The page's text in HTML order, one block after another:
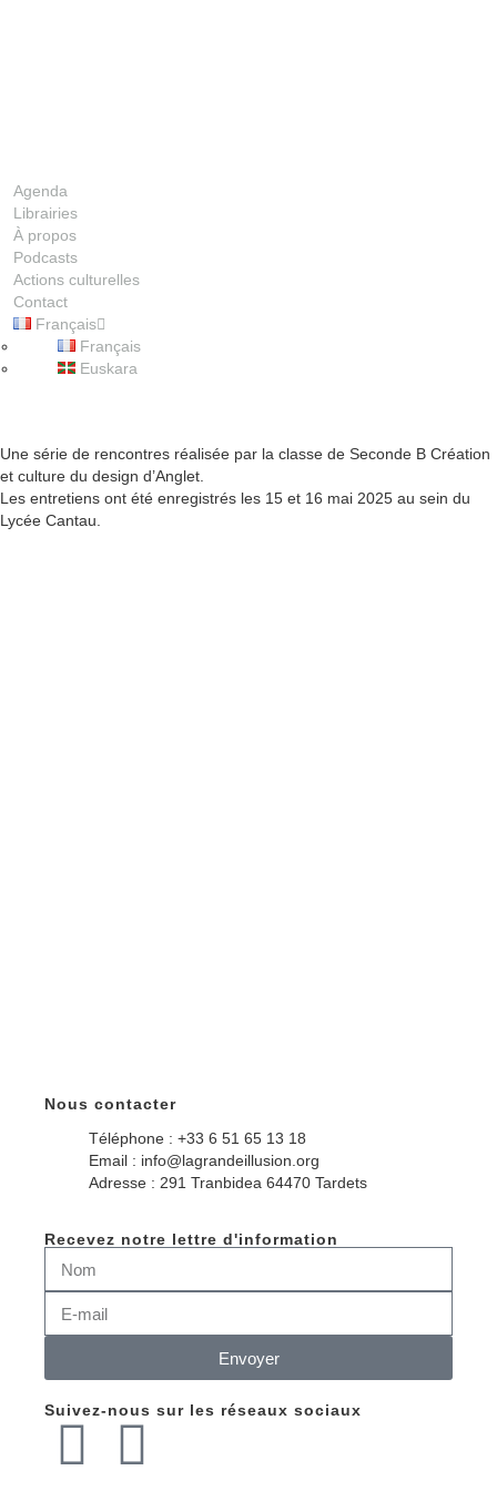
Agenda
Librairies
À propos
Podcasts
Actions culturelles
Contact
Français
Français
Euskara
00:00
Une série de rencontres réalisée par la classe de Seconde B Création
et culture du design d’Anglet.
Les entretiens ont été enregistrés les 15 et 16 mai 2025 au sein du
Lycée Cantau.
Nous contacter
Téléphone : +33 6 51 65 13 18
Email : info@lagrandeillusion.org
Adresse : 291 Tranbidea 64470 Tardets
Recevez notre lettre d'information
Envoyer
Suivez-nous sur les réseaux sociaux